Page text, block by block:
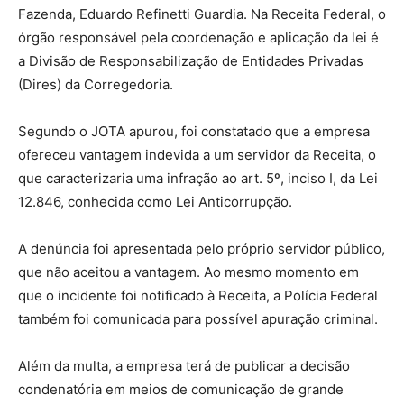
Fazenda, Eduardo Refinetti Guardia. Na Receita Federal, o
órgão responsável pela coordenação e aplicação da lei é
a Divisão de Responsabilização de Entidades Privadas
(Dires) da Corregedoria.
Segundo o JOTA apurou, foi constatado que a empresa
ofereceu vantagem indevida a um servidor da Receita, o
que caracterizaria uma infração ao art. 5º, inciso I, da Lei
12.846, conhecida como Lei Anticorrupção.
A denúncia foi apresentada pelo próprio servidor público,
que não aceitou a vantagem. Ao mesmo momento em
que o incidente foi notificado à Receita, a Polícia Federal
também foi comunicada para possível apuração criminal.
Além da multa, a empresa terá de publicar a decisão
condenatória em meios de comunicação de grande